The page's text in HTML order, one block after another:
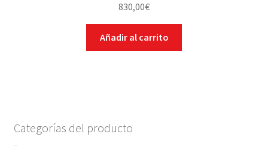
830,00€
Añadir al carrito
Categorías del producto